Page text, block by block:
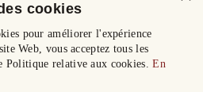
cookies
pour améliorer l'expérience
Web, vous acceptez tous les
Politique relative aux cookies.En